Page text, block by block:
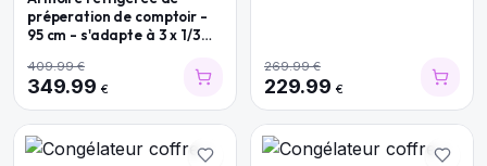
préperation de comptoir -
95 cm - s'adapte à 3 x 1/3
409.99€
349.99 €
269.99€
229.99 €